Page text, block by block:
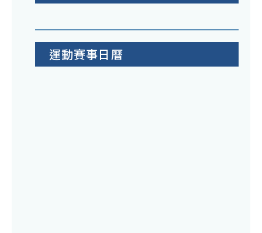
運動賽事日曆